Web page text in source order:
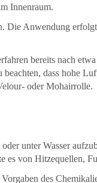
Innenraum.
Die Anwendung
bereits nach
dass hohe
oder Mohairrolle.
unter Wasser
von Hitzequellen,
des